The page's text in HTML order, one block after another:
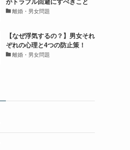
がトラブル回避にすべきこと
離婚・男女問題
【なぜ浮気するの？】男女それ
ぞれの心理と4つの防止策！
離婚・男女問題